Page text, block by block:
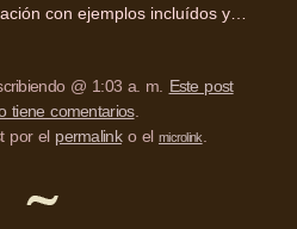
con ejemplos incluídos y…
@ 1:03 a. m. Este post
tiene comentarios.
por el permalinko el microlink